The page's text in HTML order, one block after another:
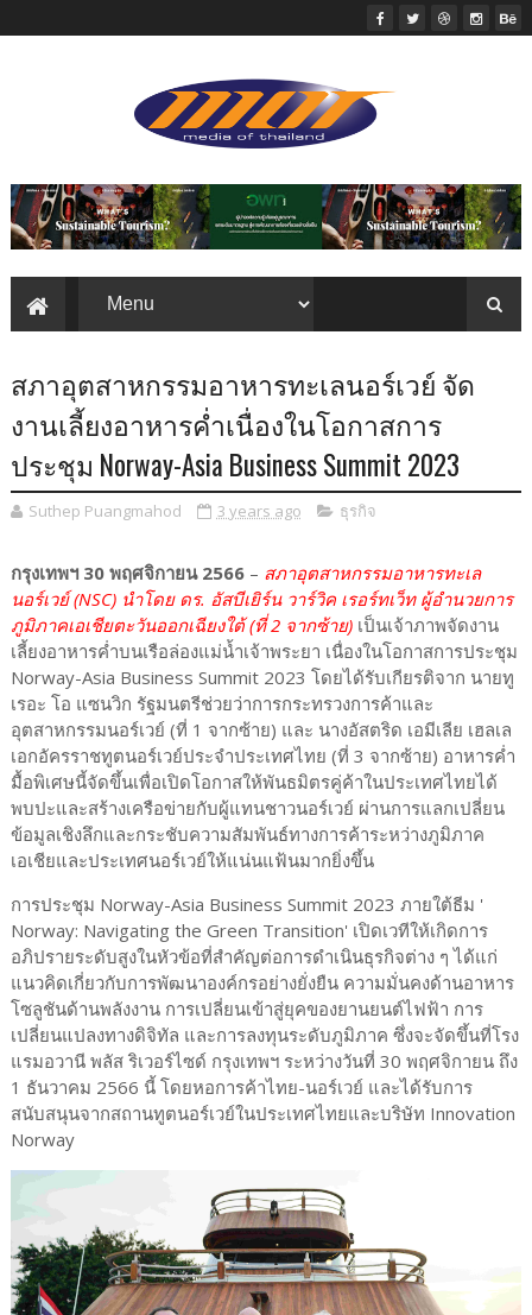
สภาอุตสาหกรรมอาหารทะเลนอร์เวย์ จัด
งานเลี้ยงอาหารค่ำเนื่องในโอกาสการ
ประชุม Norway-Asia Business Summit 2023
Suthep Puangmahod 3 years ago ธุรกิจ
กรุงเทพฯ 30 พฤศจิกายน 2566 – สภาอุตสาหกรรมอาหารทะเล
นอร์เวย์ (NSC) นำโดย ดร. อัสบีเยิร์น วาร์วิค เรอร์ทเว็ท ผู้อำนวยการ
ภูมิภาคเอเชียตะวันออกเฉียงใต้ (ที่ 2 จากซ้าย) เป็นเจ้าภาพจัดงาน
เลี้ยงอาหารค่ำบนเรือล่องแม่น้ำเจ้าพระยา เนื่องในโอกาสการประชุม
Norway-Asia Business Summit 2023 โดยได้รับเกียรติจาก นายทู
เรอะ โอ แซนวิก รัฐมนตรีช่วยว่าการกระทรวงการค้าและ
อุตสาหกรรมนอร์เวย์ (ที่ 1 จากซ้าย) และ นางอัสตริด เอมีเลีย เฮลเล
เอกอัครราชทูตนอร์เวย์ประจำประเทศไทย (ที่ 3 จากซ้าย) อาหารค่ำ
มื้อพิเศษนี้จัดขึ้นเพื่อเปิดโอกาสให้พันธมิตรคู่ค้าในประเทศไทยได้
พบปะและสร้างเครือข่ายกับผู้แทนชาวนอร์เวย์ ผ่านการแลกเปลี่ยน
ข้อมูลเชิงลึกและกระชับความสัมพันธ์ทางการค้าระหว่างภูมิภาค
เอเชียและประเทศนอร์เวย์ให้แน่นแฟ้นมากยิ่งขึ้น
การประชุม Norway-Asia Business Summit 2023 ภายใต้ธีม '
Norway: Navigating the Green Transition' เปิดเวทีให้เกิดการ
อภิปรายระดับสูงในหัวข้อที่สำคัญต่อการดำเนินธุรกิจต่าง ๆ ได้แก่
แนวคิดเกี่ยวกับการพัฒนาองค์กรอย่างยั่งยืน ความมั่นคงด้านอาหาร
โซลูชันด้านพลังงาน การเปลี่ยนเข้าสู่ยุคของยานยนต์ไฟฟ้า การ
เปลี่ยนแปลงทางดิจิทัล และการลงทุนระดับภูมิภาค ซึ่งจะจัดขึ้นที่โรง
แรมอวานี พลัส ริเวอร์ไซด์ กรุงเทพฯ ระหว่างวันที่ 30 พฤศจิกายน ถึง
1 ธันวาคม 2566 นี้ โดยหอการค้าไทย-นอร์เวย์ และได้รับการ
สนับสนุนจากสถานทูตนอร์เวย์ในประเทศไทยและบริษัท Innovation
Norway